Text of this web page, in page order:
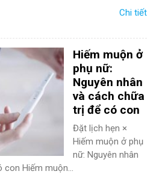
Chi tiết
Hiếm muộn ở
phụ nữ:
Nguyên nhân
và cách chữa
trị để có con
Đặt lịch hẹn ×
Hiếm muộn ở phụ
nữ: Nguyên nhân
Hiếm muộn...